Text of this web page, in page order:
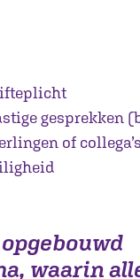
gesprekken
of
opgebouwd
waarin